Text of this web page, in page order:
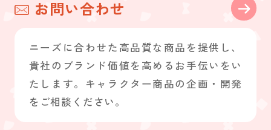
お問い合わせ
ニーズに合わせた高品質な商品を提供し、
貴社のブランド価値を高めるお手伝いをい
たします。キャラクター商品の企画・開発
をご相談ください。